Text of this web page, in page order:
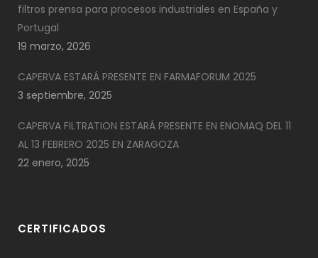
filtros prensa para procesos industriales en España y
Portugal
19 marzo, 2026
CAPERVA ESTARÁ PRESENTE EN FARMAFORUM 2025
3 septiembre, 2025
CAPERVA FILTRATION ESTARÁ PRESENTE EN ENOMAQ DEL 11
AL 13 FEBRERO 2025 EN ZARAGOZA
22 enero, 2025
CERTIFICADOS